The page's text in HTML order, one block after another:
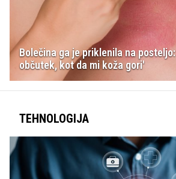
Bolečina ga je priklenila na
občutek, kot da mi koža gori'
TEHNOLOGIJA